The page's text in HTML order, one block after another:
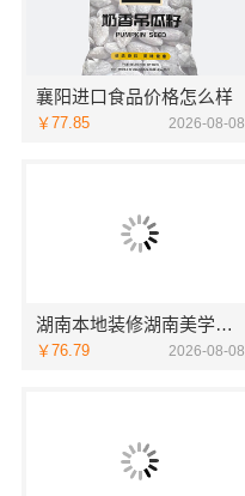
襄阳进口食品价格怎么样
￥77.85 2026-08-08
湖南本地装修湖南美学筑家建材商铺装修湖南美学筑家
￥76.79 2026-08-08